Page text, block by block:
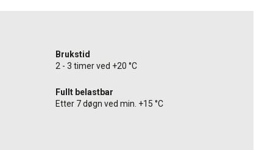
Brukstid
2 - 3 timer ved +20 °C
Fullt belastbar
Etter 7 døgn ved min. +15 °C